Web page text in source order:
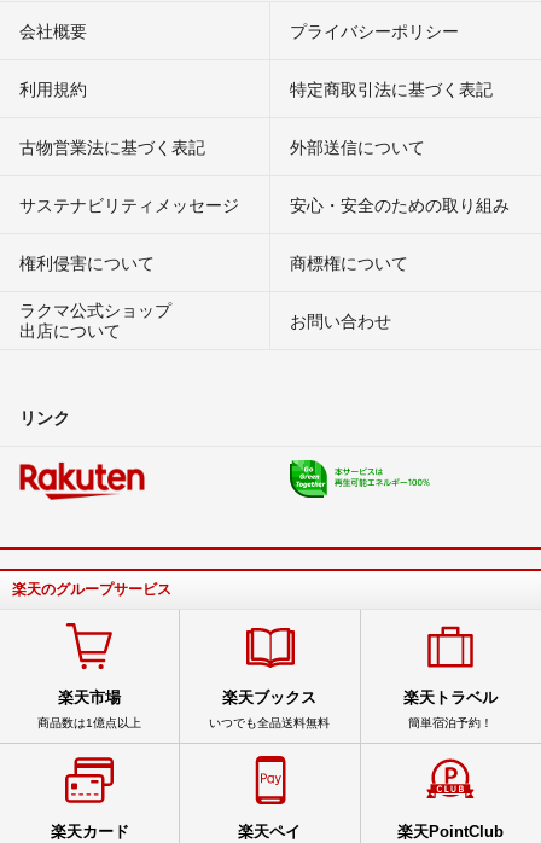
会社概要 プライバシーポリシー
利用規約 特定商取引法に基づく表記
古物営業法に基づく表記 外部送信について
サステナビリティメッセージ 安心・安全のための取り組み
権利侵害について
商標権について
ラクマ公式ショップ
出店について
お問い合わせ
リンク
楽天のグループサービス
楽天市場
商品数は1億点以上
楽天ブックス
いつでも全品送料無料
楽天トラベル
簡単宿泊予約！
楽天カード 楽天ペイ 楽天PointClub